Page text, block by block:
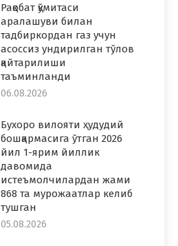
Рақобат қўмитаси
аралашуви билан
тадбиркордан газ учун
асоссиз ундирилган тўлов
қайтарилиши
таъминланди
06.08.2026
Бухоро вилояти ҳудудий
бошқармасига ўтган 2026
йил 1-ярим йиллик
давомида
истеъмолчилардан жами
868 та мурожаатлар келиб
тушган
05.08.2026